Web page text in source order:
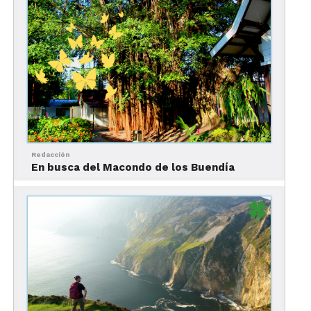
Una experiencia interesante de estePueblo Mágico
del Estado de Méxicoes laFeria de la Tuna,en el
mes de agosto, en donde te sorprenderás con la
enorme versatilidad de este delicioso fruto, así
como la del xoconostle y del nopal. Además,
podrás disfrutar de espectáculos de música, danza
y teatro usualmente gratuitos.
Villa del Carbón
Redacción
En busca del Macondo de los Buendía